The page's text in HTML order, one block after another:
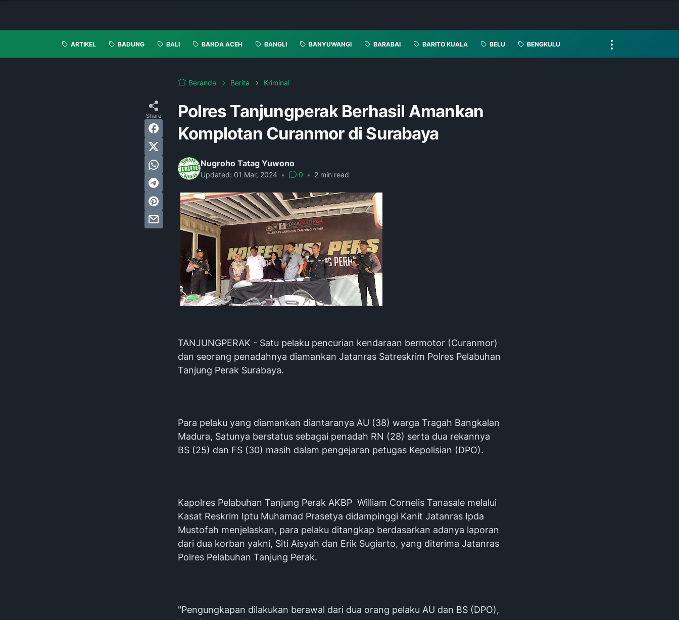
ARTIKEL BADUNG BALI BANDA ACEH BANGLI BANYUWANGI BARABAI BARITO KUALA BELU BENGKULU
Beranda Berita Kriminal
Polres Tanjungperak Berhasil Amankan
Komplotan Curanmor di Surabaya
Nugroho Tatag Yuwono
Updated: 01 Mar, 2024 • 0 • 2 min read
TANJUNGPERAK - Satu pelaku pencurian kendaraan bermotor (Curanmor)
dan seorang penadahnya diamankan Jatanras Satreskrim Polres Pelabuhan
Tanjung Perak Surabaya.
Para pelaku yang diamankan diantaranya AU (38) warga Tragah Bangkalan
Madura, Satunya berstatus sebagai penadah RN (28) serta dua rekannya
BS (25) dan FS (30) masih dalam pengejaran petugas Kepolisian (DPO).
Kapolres Pelabuhan Tanjung Perak AKBP William Cornelis Tanasale melalui
Kasat Reskrim Iptu Muhamad Prasetya didampinggi Kanit Jatanras Ipda
Mustofah menjelaskan, para pelaku ditangkap berdasarkan adanya laporan
dari dua korban yakni, Siti Aisyah dan Erik Sugiarto, yang diterima Jatanras
Polres Pelabuhan Tanjung Perak.
"Pengungkapan dilakukan berawal dari dua orang pelaku AU dan BS (DPO),